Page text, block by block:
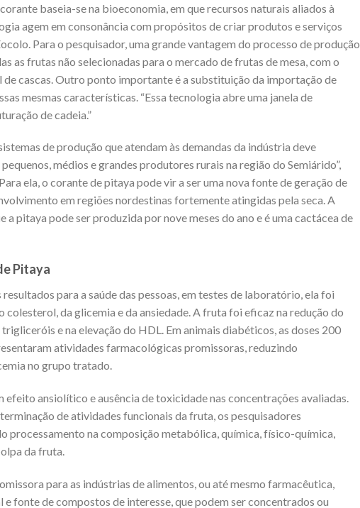
baseia-se na bioeconomia, em que recursos naturais aliados à
agem em consonância com propósitos de criar produtos e serviços
Para o pesquisador, uma grande vantagem do processo de produção
as frutas não selecionadas para o mercado de frutas de mesa, com o
cascas. Outro ponto importante é a substituição da importação de
mesmas características. “Essa tecnologia abre uma janela de
de cadeia.”
de produção que atendam às demandas da indústria deve
médios e grandes produtores rurais na região do Semiárido”,
ela, o corante de pitaya pode vir a ser uma nova fonte de geração de
em regiões nordestinas fortemente atingidas pela seca. A
a pitaya pode ser produzida por nove meses do ano e é uma cactácea de
Pitaya
para a saúde das pessoas, em testes de laboratório, ela foi
colesterol, da glicemia e da ansiedade.A fruta foi eficaz na redução do
e na elevação do HDL. Em animais diabéticos, as doses 200
atividades farmacológicas promissoras, reduzindo
no grupo tratado.
efeito ansiolítico e ausência de toxicidade nas concentrações avaliadas.
de atividades funcionais da fruta, os pesquisadores
processamento na composição metabólica, química, físico-química,
da fruta.
para as indústrias de alimentos, ou até mesmo farmacêutica,
fonte de compostos de interesse, que podem ser concentrados ou